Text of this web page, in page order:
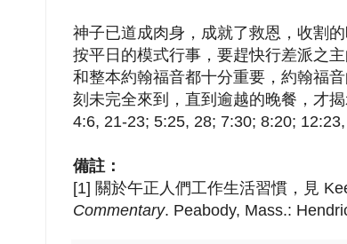
神子已道成肉身，成就了救恩，收割的
按平日的模式行事，要趕快行差派之主
和整本約翰福音都十分重要，約翰福
刻未完全來到，直到逾越的晚餐，才
4:6, 21-23; 5:25, 28; 7:30; 8:20;
備註：
[1] 關於午正人們工作生活習慣，見
Commentary. Peabody, Mass.: